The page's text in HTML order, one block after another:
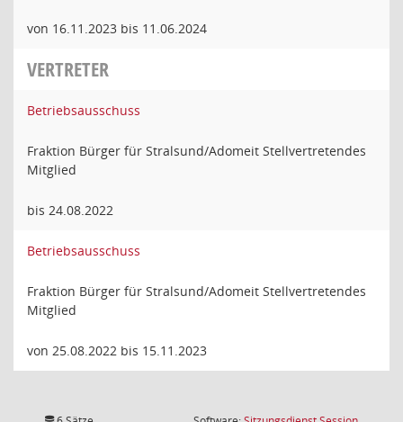
von 16.11.2023 bis 11.06.2024
VERTRETER
Betriebsausschuss
Fraktion Bürger für Stralsund/Adomeit Stellvertretendes
Mitglied
bis 24.08.2022
Betriebsausschuss
Fraktion Bürger für Stralsund/Adomeit Stellvertretendes
Mitglied
von 25.08.2022 bis 15.11.2023